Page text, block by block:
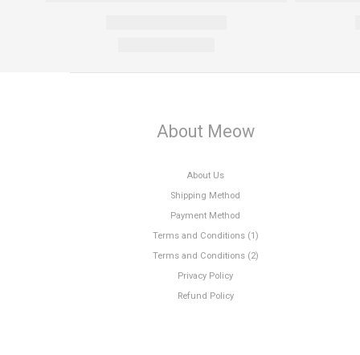
About Meow
About Us
Shipping Method
Payment Method
Terms and Conditions (1)
Terms and Conditions (2)
Privacy Policy
Refund Policy